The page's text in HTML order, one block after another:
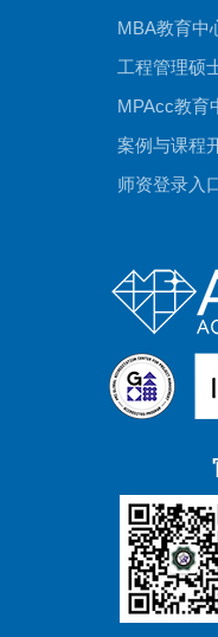
MBA教育中
工程管理硕
MPAcc教育
案例与课程
师资登录入